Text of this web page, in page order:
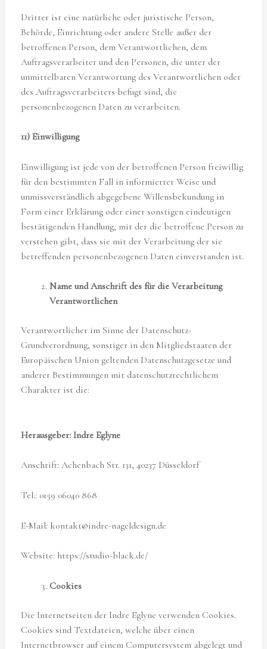
Dritter ist eine natürliche oder juristische Person,
Behörde, Einrichtung oder andere Stelle außer der
betroffenen Person, dem Verantwortlichen, dem
Auftragsverarbeiter und den Personen, die unter der
unmittelbaren Verantwortung des Verantwortlichen oder
des Auftragsverarbeiters befugt sind, die
personenbezogenen Daten zu verarbeiten.
11) Einwilligung
Einwilligung ist jede von der betroffenen Person freiwillig
für den bestimmten Fall in informierter Weise und
unmissverständlich abgegebene Willensbekundung in
Form einer Erklärung oder einer sonstigen eindeutigen
bestätigenden Handlung, mit der die betroffene Person zu
verstehen gibt, dass sie mit der Verarbeitung der sie
betreffenden personenbezogenen Daten einverstanden ist.
Name und Anschrift des für die Verarbeitung
Verantwortlichen
Verantwortlicher im Sinne der Datenschutz-
Grundverordnung, sonstiger in den Mitgliedstaaten der
Europäischen Union geltenden Datenschutzgesetze und
anderer Bestimmungen mit datenschutzrechtlichem
Charakter ist die:
Herausgeber: Indre Eglyne
Anschrift: Achenbach Str. 131, 40237 Düsseldorf
Tel.: 0159 06040 868
E-Mail: kontakt@indre-nageldesign.de
Website: https://studio-black.de/
Cookies
Die Internetseiten der Indre Eglyne verwenden Cookies.
Cookies sind Textdateien, welche über einen
Internetbrowser auf einem Computersystem abgelegt und